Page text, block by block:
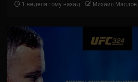
1 неделя тому назад Михаил Маслов